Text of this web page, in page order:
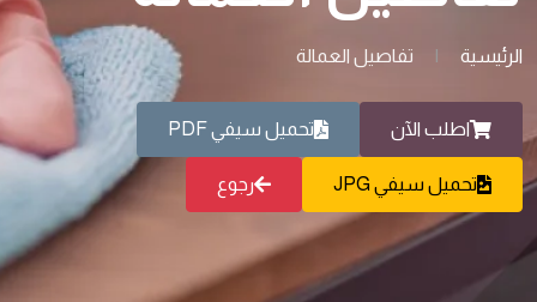
الرئيسية | تفاصيل العمالة
اطلب الآن تحميل سيفي PDF
تحميل سيفي JPG رجوع